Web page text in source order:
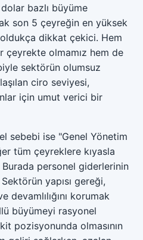
bazlı büyüme
son 5 çeyreğin en yüksek
oldukça dikkat çekici. Hem
çeyrekte olmamız hem de
sektörün olumsuz
ciro seviyesi,
için umut verici bir
sebebi ise "Genel Yönetim
tüm çeyreklere kıyasla
personel giderlerinin
yapısı gereği,
korumak
büyümeyi rasyonel
pozisyonunda olmasının